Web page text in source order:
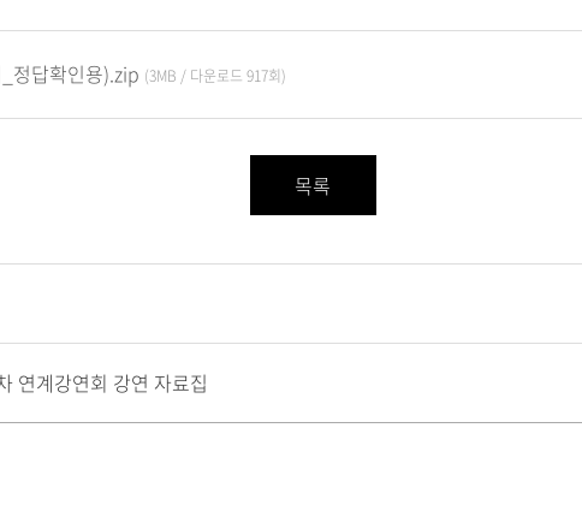
정답확인용).zip (3MB / 다운로드 917회)
목록
연계강연회 강연 자료집